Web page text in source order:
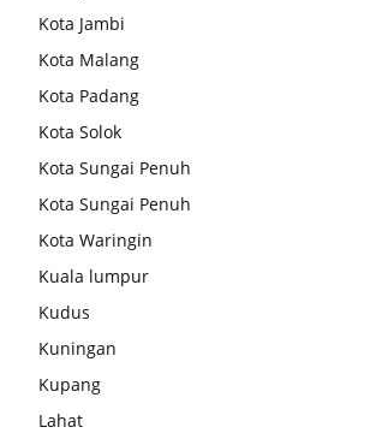
Kota Jambi
Kota Malang
Kota Padang
Kota Solok
Kota Sungai Penuh
Kota Sungai Penuh
Kota Waringin
Kuala lumpur
Kudus
Kuningan
Kupang
Lahat